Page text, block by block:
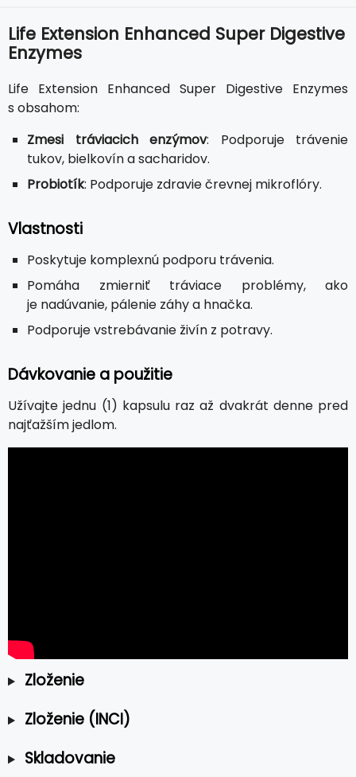
Life Extension Enhanced Super Digestive
Enzymes
Life Extension Enhanced Super Digestive Enzymes
s obsahom:
Zmesi tráviacich enzýmov: Podporuje trávenie
tukov, bielkovín a sacharidov.
Probiotík: Podporuje zdravie črevnej mikroflóry.
Vlastnosti
Poskytuje komplexnú podporu trávenia.
Pomáha zmierniť tráviace problémy, ako
je nadúvanie, pálenie záhy a hnačka.
Podporuje vstrebávanie živín z potravy.
Dávkovanie a použitie
Užívajte jednu (1) kapsulu raz až dvakrát denne pred
najťažším jedlom.
Zloženie
Zloženie (INCI)
Skladovanie